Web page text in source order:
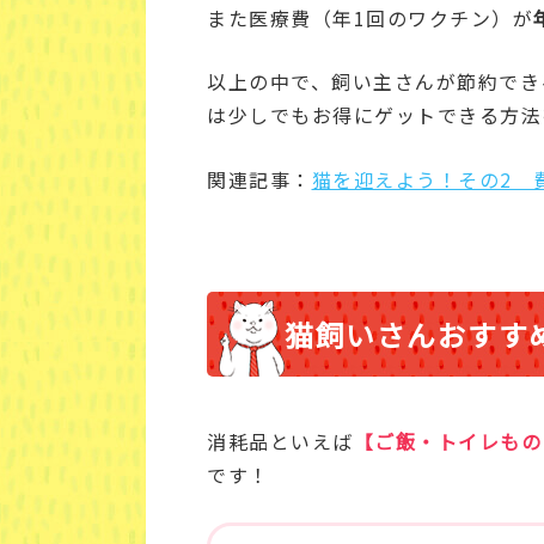
また医療費（年1回のワクチン）が
以上の中で、飼い主さんが節約で
は少しでもお得にゲットできる方
関連記事： 猫を迎えよう！その2
猫飼いさんおすす
消耗品といえば 【ご飯・トイレも
です！